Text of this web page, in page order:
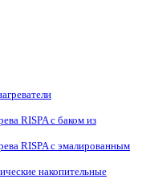
RISPA с баком из
RISPA с эмалированным
накопительные